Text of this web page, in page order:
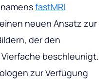
fastMRI
neuen Ansatz zur
der den
beschleunigt.
zur Verfügung